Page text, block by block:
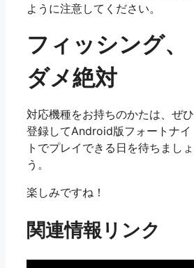
ように注意してください。
フィッシング、
ダメ絶対
対応機種をお持ちのかたは、ぜひ
登録してAndroid版フォートナイ
トでプレイできる日を待ちましょ
う。
楽しみですね！
関連情報リンク